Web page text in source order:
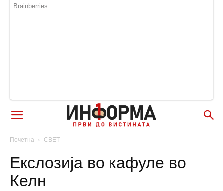
Почетна СВЕТ
Екслозија во кафуле во
Келн